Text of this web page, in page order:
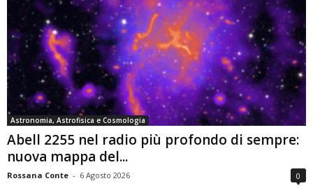
Astronomia, Astrofisica e Cosmologia
Abell 2255 nel radio più profondo di sempre:
nuova mappa del...
Rossana Conte - 6 Agosto 2026 0